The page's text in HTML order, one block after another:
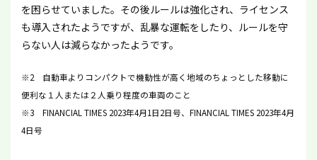
を困らせていました。その後ルールは強化され、ライセンス
も導入されたようですが、乱暴な運転をしたり、ルールを守
らない人は減らなかったようです。
※2 自動車よりコンパクトで機動性が高く地域のちょっとした移動に
便利な１人または２人乗り程度の車両のこと
※3 FINANCIAL TIMES 2023年4月1日2日号、FINANCIAL TIMES 2023年4月
4日号